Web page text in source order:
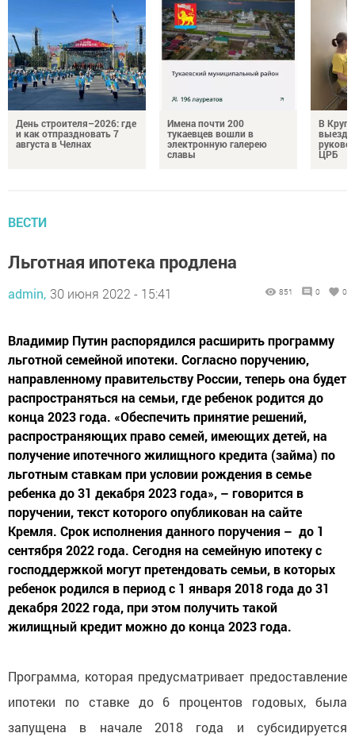
День строителя–2026: где
и как отпраздновать 7
августа в Челнах
Имена почти 200
тукаевцев вошли в
электронную галерею
славы
В
ЦРБ
ВЕСТИ
Льготная ипотека продлена
admin, 30 июня 2022 - 15:41 851 0 0
Владимир Путин распорядился расширить программу
льготной семейной ипотеки. Согласно поручению,
направленному правительству России, теперь она будет
распространяться на семьи, где ребенок родится до
конца 2023 года. «Обеспечить принятие решений,
распространяющих право семей, имеющих детей, на
получение ипотечного жилищного кредита (займа) по
льготным ставкам при условии рождения в семье
ребенка до 31 декабря 2023 года», – говорится в
поручении, текст которого опубликован на сайте
Кремля. Срок исполнения данного поручения – до 1
сентября 2022 года. Сегодня на семейную ипотеку с
господдержкой могут претендовать семьи, в которых
ребенок родился в период с 1 января 2018 года до 31
декабря 2022 года, при этом получить такой
жилищный кредит можно до конца 2023 года.
Программа, которая предусматривает предоставление
ипотеки по ставке до 6 процентов годовых, была
запущена в начале 2018 года и субсидируется